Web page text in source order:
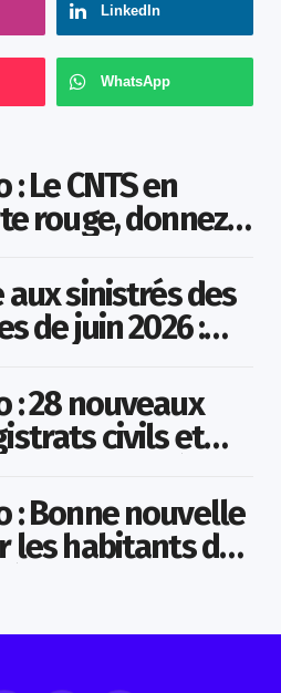
LinkedIn
WhatsApp
: Le CNTS en
rouge, donnez
des vies !
aux sinistrés des
de juin 2026 :
à
zongo
: 28 nouveaux
civils et
: Bonne nouvelle
les habitants de